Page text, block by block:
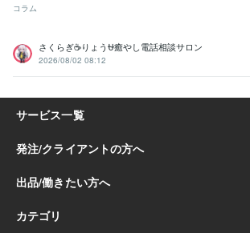
コラム
さくらぎ☕りょう⛎癒やし電話相談サロン
2026/08/02 08:12